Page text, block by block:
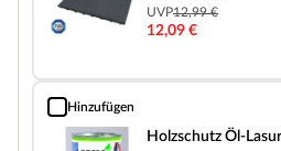
UVP12,99 €
12,09 €
Hinzufügen
Holzschutz Öl-Lasur 701 farblos
Holzschutz Öl-